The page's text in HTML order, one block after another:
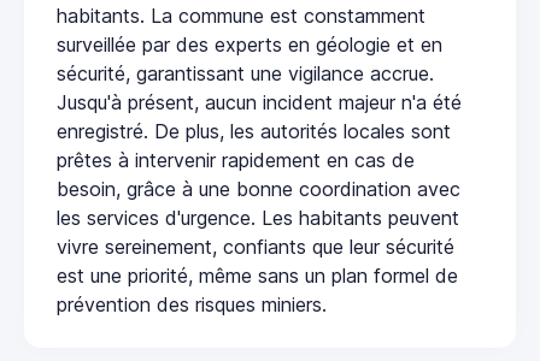
habitants. La commune est constamment
surveillée par des experts en géologie et en
sécurité, garantissant une vigilance accrue.
Jusqu'à présent, aucun incident majeur n'a été
enregistré. De plus, les autorités locales sont
prêtes à intervenir rapidement en cas de
besoin, grâce à une bonne coordination avec
les services d'urgence. Les habitants peuvent
vivre sereinement, confiants que leur sécurité
est une priorité, même sans un plan formel de
prévention des risques miniers.